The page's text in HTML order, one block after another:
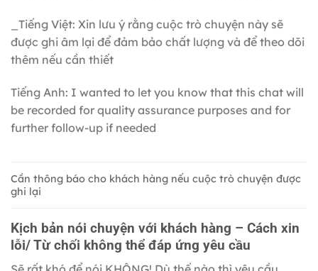
_Tiếng Việt: Xin lưu ý rằng cuộc trò chuyện này sẽ
được ghi âm lại để đảm bảo chất lượng và để theo dõi
thêm nếu cần thiết
Tiếng Anh: I wanted to let you know that this chat will
be recorded for quality assurance purposes and for
further follow-up if needed
Cần thông báo cho khách hàng nếu cuộc trò chuyện được
ghi lại
Kịch bản nói chuyện với khách hàng – Cách xin
lỗi/ Từ chối không thể đáp ứng yêu cầu